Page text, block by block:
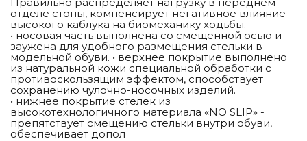
отделе стопы, компенсирует негативное влияние
высокого каблука на биомеханику ходьбы.
• носовая часть выполнена со смещенной осью и
заужена для удобного размещения стельки в
модельной обуви. • верхнее покрытие выполнено
из натуральной кожи специальной обработки с
противоскользящим эффектом, способствует
сохранению чулочно-носочных изделий.
• нижнее покрытие стелек из
высокотехнологичного материала «NO SLIP» -
препятствует смещению стельки внутри обуви,
обеспечивает допол